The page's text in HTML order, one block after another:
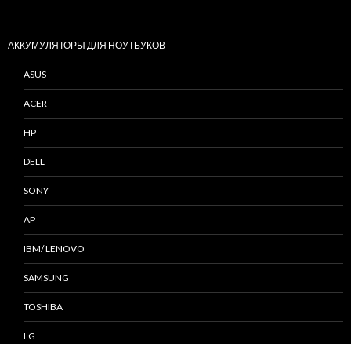
АККУМУЛЯТОРЫ ДЛЯ НОУТБУКОВ
ASUS
ACER
HP
DELL
SONY
AP
IBM/ LENOVO
SAMSUNG
TOSHIBA
LG